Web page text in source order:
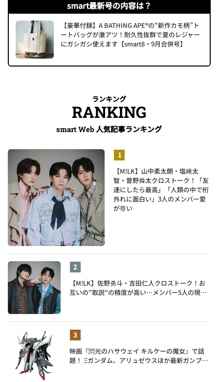
smart最新号の内容は？
【豪華付録】A BATHING APE®の“新作カモ柄”ト
ートバッグが激アツ！耐久性抜群で夏のレジャー
にガシガシ使えます【smart8・9月合併号】
ランキング
RANKING
smart Web 人気記事ランキング
【M!LK】山中柔太朗・塩﨑太
智・曽野舜太クロストーク！「友
達にしたら最高」「人類の中で桁
外れに面白い」3人のメンバー愛
が尊い
【M!LK】佐野勇斗・吉田仁人クロストーク！お
互いの"取説"の精度が高い…メンバー5人の現在
映画『閃光のハサウェイ キルケーの魔女』で話
題！ Ξガンダム、アリュゼウスほか最新ガンプラ